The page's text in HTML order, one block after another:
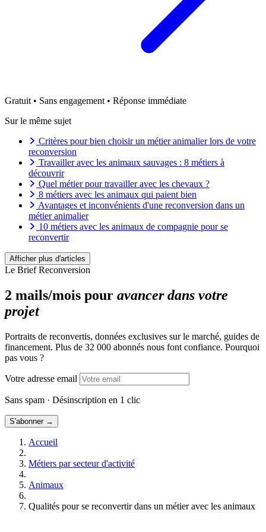
Gratuit • Sans engagement • Réponse immédiate
Sur le même sujet
Critères pour bien choisir un métier animalier lors de votre
reconversion
Travailler avec les animaux sauvages : 8 métiers à
découvrir
Quel métier pour travailler avec les chevaux ?
8 métiers avec les animaux qui paient bien
Avantages et inconvénients d'une reconversion dans un
métier animalier
10 métiers avec les animaux de compagnie pour se
reconvertir
Se reconvertir dans un métier du bien-être animal
Se reconvertir dans un métier de la santé auprès des
Les certificats pour exercer un métier avec les animaux
Les métiers du zoo, des parcs animaliers et des aquariums
Afficher plus d'articles
Le Brief Reconversion
2 mails/mois pour avancer dans votre
projet
Portraits de reconvertis, données exclusives sur le marché, guides de
financement. Plus de 32 000 abonnés nous font confiance. Pourquoi
pas vous ?
Votre adresse email
Sans spam · Désinscription en 1 clic
S'abonner →
Accueil
Métiers par secteur d'activité
Animaux
Qualités pour se reconvertir dans un métier avec les animaux